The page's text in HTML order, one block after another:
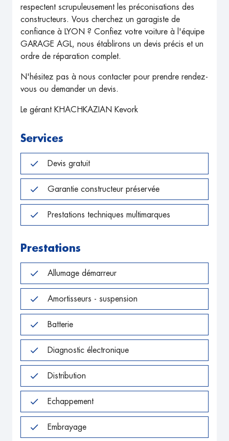
respectent scrupuleusement les préconisations des
constructeurs. Vous cherchez un garagiste de
confiance à LYON ? Confiez votre voiture à l'équipe
GARAGE AGL, nous établirons un devis précis et un
ordre de réparation complet.
N'hésitez pas à nous contacter pour prendre rendez-
vous ou demander un devis.
Le gérant KHACHKAZIAN Kevork
Services
Devis gratuit
Garantie constructeur préservée
Prestations techniques multimarques
Prestations
Allumage démarreur
Amortisseurs - suspension
Batterie
Diagnostic électronique
Distribution
Echappement
Embrayage